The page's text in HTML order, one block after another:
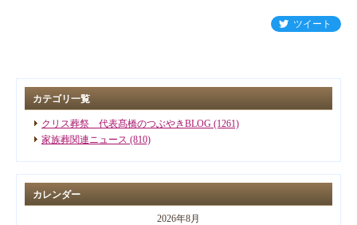
ツイート
カテゴリ一覧
クリス葬祭 代表髙橋のつぶやきBLOG (1261)
家族葬関連ニュース (810)
カレンダー
2026年8月